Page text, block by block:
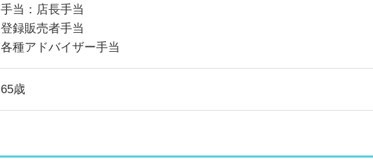
手当：店長手当
登録販売者手当
各種アドバイザー手当
65歳